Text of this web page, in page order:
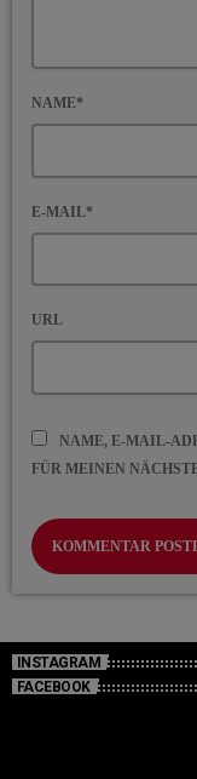
NAME*
E-MAIL*
URL
NAME, E-MAIL-
FÜR MEINEN
INSTAGRAM
FACEBOOK